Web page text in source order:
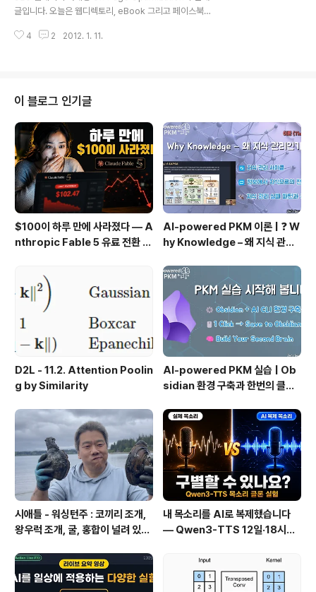
기 digg 같은 social bookmarking website에 subm
itting 시키기 웹 싸이트에 대해 블로그를 통해 홍보하기 웹
싸..
글입니다. 오늘은 웹디렉토리, eBook 그리고 페이스북이
# Web directories 웹 사이트를 web directory들에
색엔진의 상위에 랭크되도록 하는데 효과적입니다. 웹 디
렉토리(Web Directory)들이 하는 일은 어떤 웹 사이트
의 어떤 부분이 좋다는 점을 point 하기 때문에 검색엔진
들이 이 리스트를 근거로 랭킹을 하기도 합니다. 그러니 이
웹 디렉토리에 등록하게 되면 당연히 검..
4 2 2012. 1. 11.
이 블로그 인기글
$100이 하루 만에 사라졌다 — A
nthropic Fable 5 유료 전환 사
AI-powered PKM 이론 | ❓ W
hy Knowledge – 왜 지식 관리
보에서 지식으로의 전환, 🛠️ 지식
관리 실패 패턴과 극복
D2L - 11.2. Attention Poolin
g by Similarity
AI-powered PKM 실습 | Ob
sidian 환경 구축과 한번의 클릭
(Web Clipper)
시애틀 - 워싱턴주 : 코끼리 조개,
왕우럭 조개, 굴, 홍합이 널려 있는
내 목소리를 AI로 복제했습니다
— Qwen3-TTS 12일·18시간